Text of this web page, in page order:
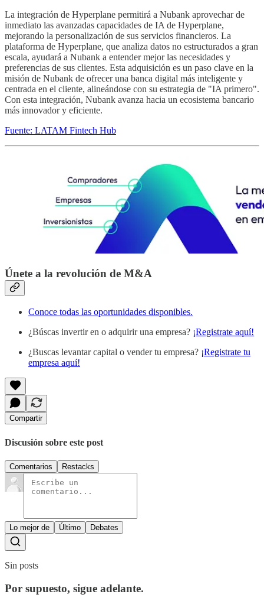
La integración de Hyperplane permitirá a Nubank aprovechar de
inmediato las avanzadas capacidades de IA de Hyperplane,
mejorando la personalización de sus servicios financieros. La
plataforma de Hyperplane, que analiza datos no estructurados a gran
escala, ayudará a Nubank a entender mejor las necesidades y
preferencias de sus clientes. Esta adquisición es un paso clave en la
misión de Nubank de ofrecer una banca digital más inteligente y
centrada en el cliente, alineándose con su estrategia de "IA primero".
Con esta integración, Nubank avanza hacia un ecosistema bancario
más innovador y eficiente.
Fuente: LATAM Fintech Hub
Únete a la revolución de M&A
Conoce todas las oportunidades disponibles.
¿Búscas invertir en o adquirir una empresa? ¡Registrate aquí!
¿Buscas levantar capital o vender tu empresa? ¡Registrate tu
empresa aquí!
Compartir
Discusión sobre este post
Comentarios Restacks
Lo mejor de Último Debates
Sin posts
Por supuesto, sigue adelante.